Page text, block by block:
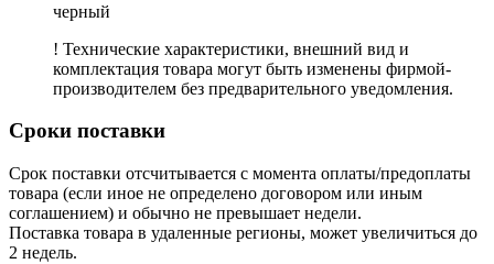
черный
! Технические характеристики, внешний вид и
комплектация товара могут быть изменены фирмой-
производителем без предварительного уведомления.
Сроки поставки
Срок поставки отсчитывается с момента оплаты/предоплаты
товара (если иное не определено договором или иным
соглашением) и обычно не превышает недели.
Поставка товара в удаленные регионы, может увеличиться до
2 недель.